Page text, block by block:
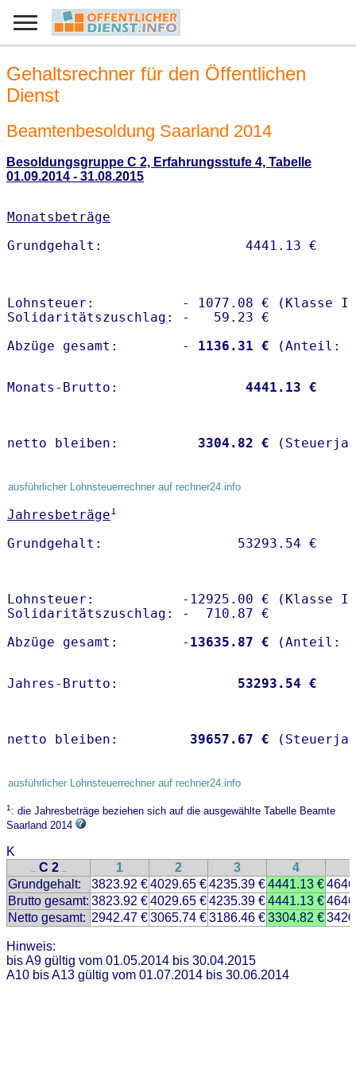
Gehaltsrechner für den Öffentlichen
Dienst
Beamtenbesoldung Saarland 2014
Besoldungsgruppe C 2, Erfahrungsstufe 4, Tabelle
01.09.2014 - 31.08.2015
Monatsbeträge
Lohnsteuer:           - 1077.08 € (Klasse I)
Solidaritätszuschlag: -   59.23 €
Abzüge gesamt:        -
1136.31 €
Monats-Brutto: 4441.13 €
netto bleiben: 3304.82 €
ausführlicher Lohnsteuerrechner auf rechner24.info
Jahresbeträge1
Lohnsteuer:           -12925.00 € (Klasse I)
Solidaritätszuschlag: -  710.87 €
Abzüge gesamt:        - 13635.87 €
Jahres-Brutto: 53293.54 €
netto bleiben: 39657.67 €
ausführlicher Lohnsteuerrechner auf rechner24.info
1: die Jahresbeträge beziehen sich auf die ausgewählte Tabelle Beamte
Saarland 2014
K
.. C 2 .. 1 2 3 4
Grundgehalt:
3823.92 €4029.65 €4235.39 €4441.13 €
Brutto gesamt: 3823.92 €4029.65 €4235.39 €4441.13 €
Netto gesamt: 2942.47 €3065.74 €3186.46 €3304.82 €
Hinweis:
bis A9 gültig vom 01.05.2014 bis 30.04.2015
A10 bis A13 gültig vom 01.07.2014 bis 30.06.2014